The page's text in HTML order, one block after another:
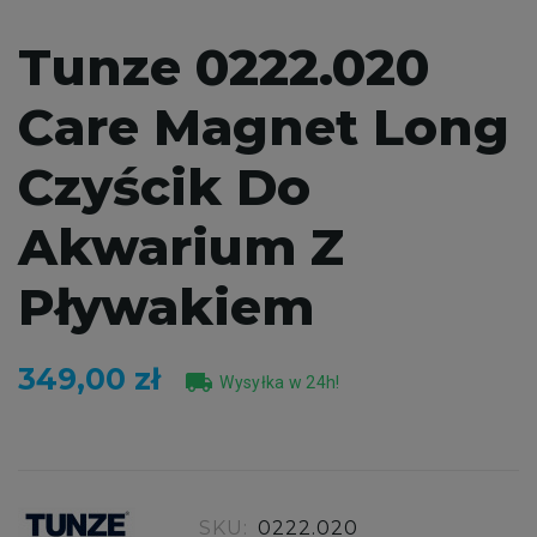
Tunze 0222.020
Care Magnet Long
Czyścik Do
Akwarium Z
Pływakiem
349,00 zł local_shipping Wysyłka w 24h!
SKU: 0222.020